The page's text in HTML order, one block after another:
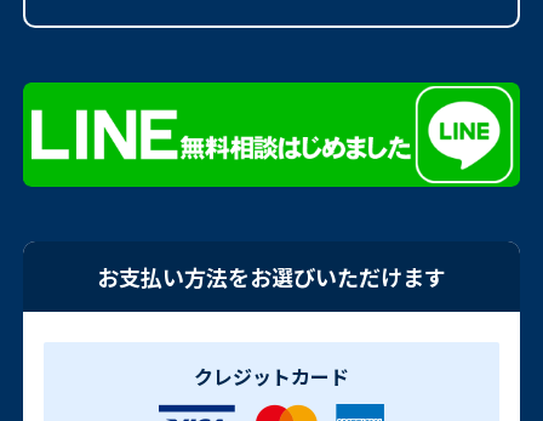
お支払い方法をお選びいただけます
クレジットカード